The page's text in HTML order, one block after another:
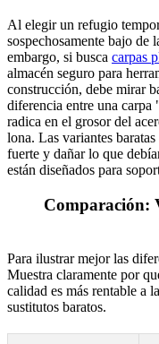
Al elegir un refugio
sospechosamente bajo de
embargo, si busca carpas
almacén seguro para
construcción, debe mirar
diferencia entre una
radica en el grosor del
lona. Las variantes
fuerte y dañar lo que
están diseñados para
Comparación:
Para ilustrar mejor las
Muestra claramente por
calidad es más rentable a
sustitutos baratos.